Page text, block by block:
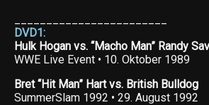
DVD1:
Hulk Hogan vs. “Macho Man” Randy
WWE Live Event • 10. Oktober 1989
Bret “Hit Man” Hart vs. British Bulldog
SummerSlam 1992 • 29. August 1992